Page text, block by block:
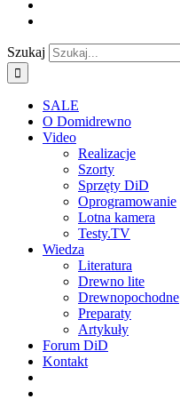
Szukaj
SALE
O Domidrewno
Video
Realizacje
Szorty
Sprzęty DiD
Oprogramowanie
Lotna kamera
Testy.TV
Wiedza
Literatura
Drewno lite
Drewnopochodne
Preparaty
Artykuły
Forum DiD
Kontakt